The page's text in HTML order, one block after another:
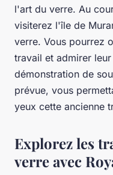
l'art du verre. Au
visiterez l'île de
verre. Vous pourrez
travail et admirer
démonstration de
prévue, vous
yeux cette ancienne
Explorez les
verre avec